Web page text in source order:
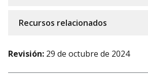
Recursos relacionados
Revisión: 29 de octubre de 2024